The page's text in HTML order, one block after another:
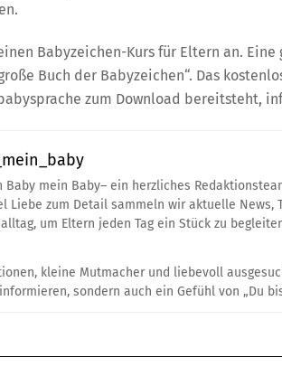
Babyzeichen-Kurs für Eltern an.
Buch der Babyzeichen“. Das
zum Download bereitsteht,
Baby mein Baby– ein herzliches
Liebe zum Detail sammeln wir aktuelle News,
um Eltern jeden Tag ein Stück zu
kleine Mutmacher und liebevoll
sondern auch ein Gefühl von „Du